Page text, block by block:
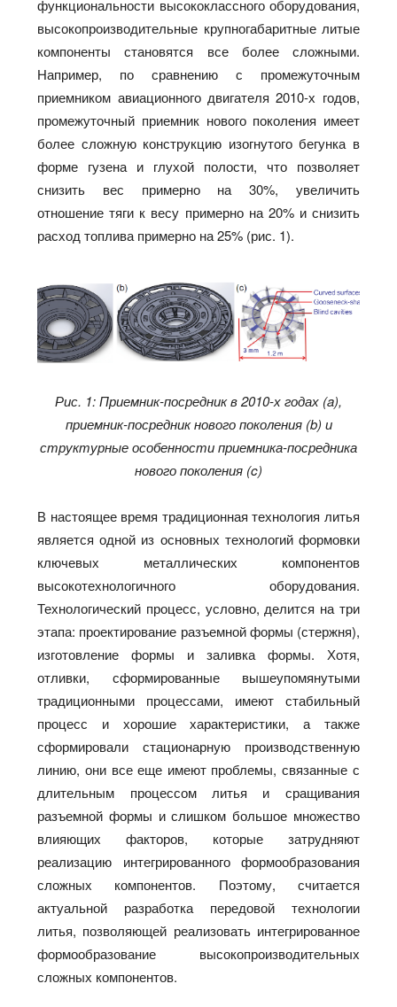
функциональности высококлассного оборудования,
высокопроизводительные крупногабаритные литые
компоненты становятся все более сложными.
Например, по сравнению с промежуточным
приемником авиационного двигателя 2010-х годов,
промежуточный приемник нового поколения имеет
более сложную конструкцию изогнутого бегунка в
форме гузена и глухой полости, что позволяет
снизить вес примерно на 30%, увеличить
отношение тяги к весу примерно на 20% и снизить
расход топлива примерно на 25% (рис. 1).
Рис. 1: Приемник-посредник в 2010-х годах (a),
приемник-посредник нового поколения (b) и
структурные особенности приемника-посредника
нового поколения (c)
В настоящее время традиционная технология литья
является одной из основных технологий формовки
ключевых металлических компонентов
высокотехнологичного оборудования.
Технологический процесс, условно, делится на три
этапа: проектирование разъемной формы (стержня),
изготовление формы и заливка формы. Хотя,
отливки, сформированные вышеупомянутыми
традиционными процессами, имеют стабильный
процесс и хорошие характеристики, а также
сформировали стационарную производственную
линию, они все еще имеют проблемы, связанные с
длительным процессом литья и сращивания
разъемной формы и слишком большое множество
влияющих факторов, которые затрудняют
реализацию интегрированного формообразования
сложных компонентов. Поэтому, считается
актуальной разработка передовой технологии
литья, позволяющей реализовать интегрированное
формообразование высокопроизводительных
сложных компонентов.